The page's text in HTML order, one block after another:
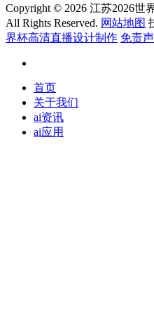
Copyright © 2026 江苏2026世
All Rights Reserved. 网站地图
界杯高清直播设计制作 免责
首页
关于我们
ai资讯
ai应用